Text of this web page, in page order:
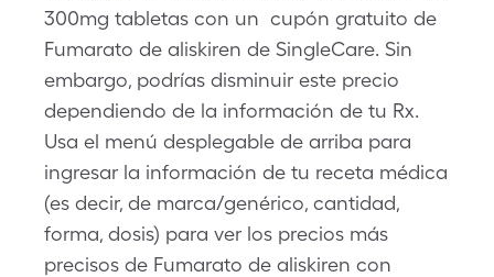
300mg tabletas con un cupón gratuito de
Fumarato de aliskiren de SingleCare. Sin
embargo, podrías disminuir este precio
dependiendo de la información de tu Rx.
Usa el menú desplegable de arriba para
ingresar la información de tu receta médica
(es decir, de marca/genérico, cantidad,
forma, dosis) para ver los precios más
precisos de Fumarato de aliskiren con